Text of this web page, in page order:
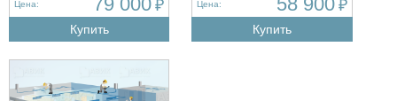
Цена: ₽
Купить
Цена: ₽
Купить